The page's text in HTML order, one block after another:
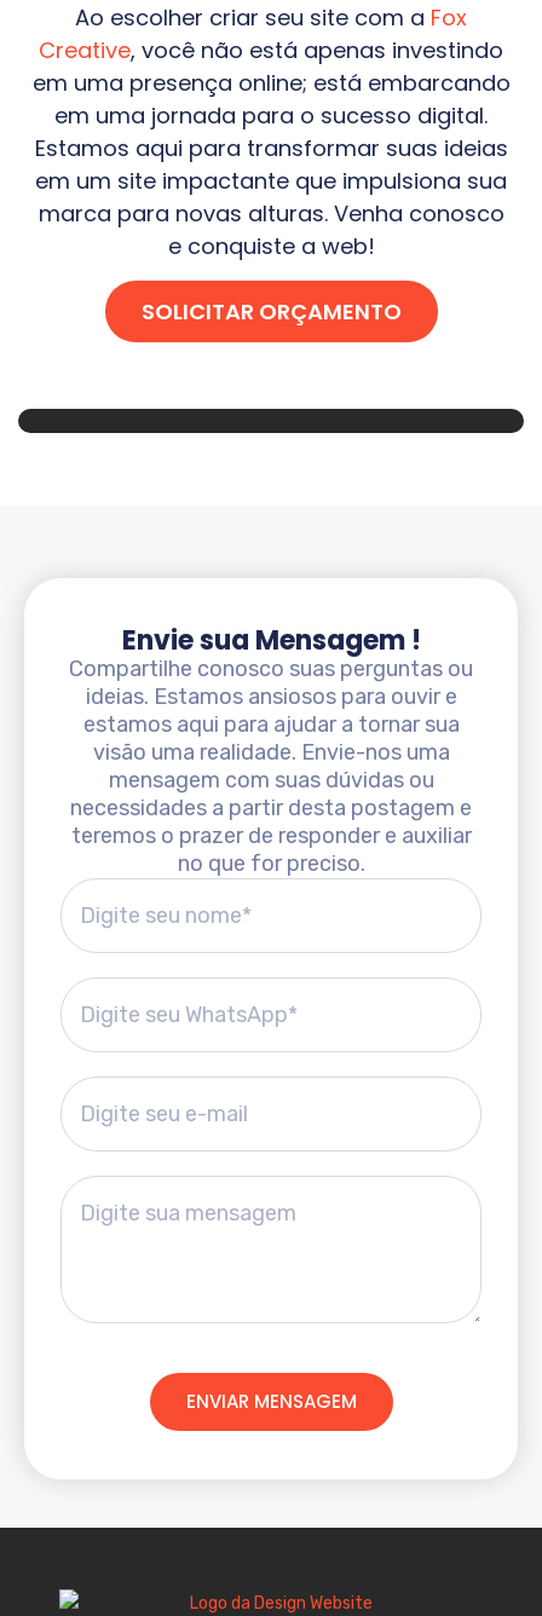
Ao escolher criar seu site com a Fox
Creative, você não está apenas investindo
em uma presença online; está embarcando
em uma jornada para o sucesso digital.
Estamos aqui para transformar suas ideias
em um site impactante que impulsiona sua
marca para novas alturas. Venha conosco
e conquiste a web!
SOLICITAR ORÇAMENTO
Envie sua Mensagem !
Compartilhe conosco suas perguntas ou
ideias. Estamos ansiosos para ouvir e
estamos aqui para ajudar a tornar sua
visão uma realidade. Envie-nos uma
mensagem com suas dúvidas ou
necessidades a partir desta postagem e
teremos o prazer de responder e auxiliar
no que for preciso.
ENVIAR MENSAGEM